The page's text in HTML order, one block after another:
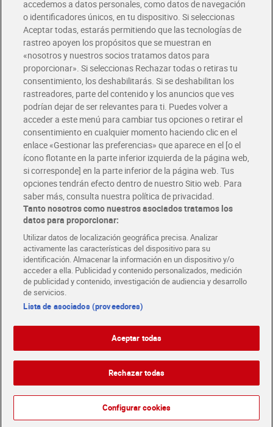
Envío gratis por compras superiores a 100€
Envío estandar por 4,99€
Glovo y Uber Eats
Solicita tu factura de Glovo o Uber Eats
Únete al CLUB Dia
Disfruta las ventajas y ofertas exclusivas.
Descárgate la APP Dia
Folletos y Tiendas
Descubre las mejores ofertas y busca tu tienda más cercana
Tarjeta MaX Dia
Te devuelve hasta 8€/mes de tus compras.
¡Solicita tu tarjeta de crédito aquí!
COMER MEJOR CADA DIA
COLABORA CON DIA ABRE TU TIENDA DIA CORPORATE
EnglishPolítica de privacidad Política de cookies
Condiciones de compra
accedemos a datos personales, como datos de navegación
o identificadores únicos, en tu dispositivo. Si seleccionas
Aceptar todas, estarás permitiendo que las tecnologías de
rastreo apoyen los propósitos que se muestran en
«nosotros y nuestros socios tratamos datos para
proporcionar». Si seleccionas Rechazar todas o retiras tu
consentimiento, los deshabilitarás. Si se deshabilitan los
rastreadores, parte del contenido y los anuncios que ves
podrían dejar de ser relevantes para ti. Puedes volver a
acceder a este menú para cambiar tus opciones o retirar el
consentimiento en cualquier momento haciendo clic en el
enlace «Gestionar las preferencias» que aparece en el [o el
ícono flotante en la parte inferior izquierda de la página web,
si corresponde] en la parte inferior de la página web. Tus
opciones tendrán efecto dentro de nuestro Sitio web. Para
saber más, consulta nuestra política de privacidad.
Tanto nosotros como nuestros asociados tratamos los
datos para proporcionar:
Utilizar datos de localización geográfica precisa. Analizar
activamente las características del dispositivo para su
identificación. Almacenar la información en un dispositivo y/o
acceder a ella. Publicidad y contenido personalizados, medición
de publicidad y contenido, investigación de audiencia y desarrollo
de servicios.
Lista de asociados (proveedores)
Aceptar todas
Rechazar todas
Configurar cookies